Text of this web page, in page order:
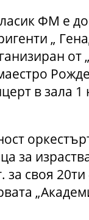
ФМ е
„
от
в зала
за
за своя